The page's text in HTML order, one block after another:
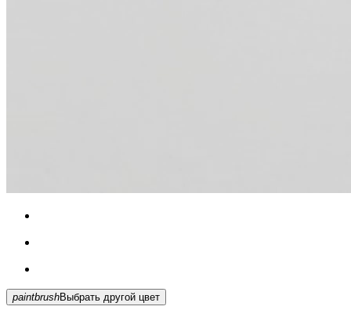
paintbrush Выбрать другой цвет